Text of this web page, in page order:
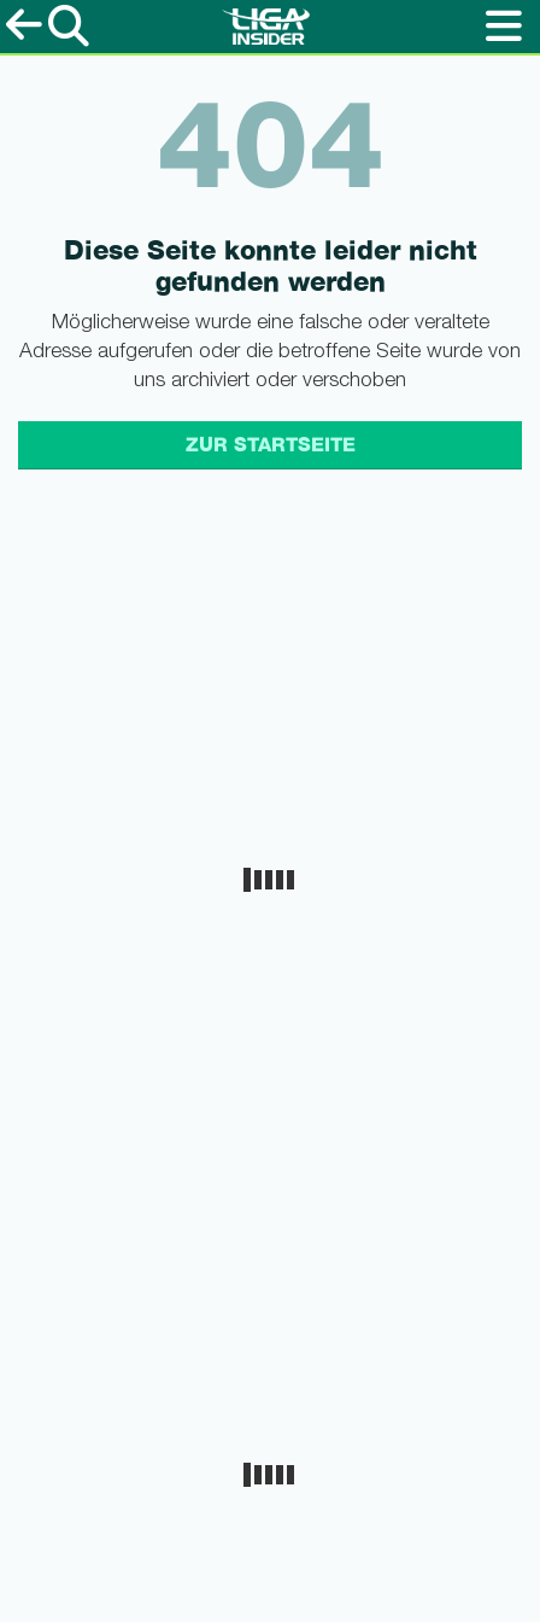
404
Diese Seite konnte leider nicht
gefunden werden
Möglicherweise wurde eine falsche oder veraltete
Adresse aufgerufen oder die betroffene Seite wurde von
uns archiviert oder verschoben
ZUR STARTSEITE